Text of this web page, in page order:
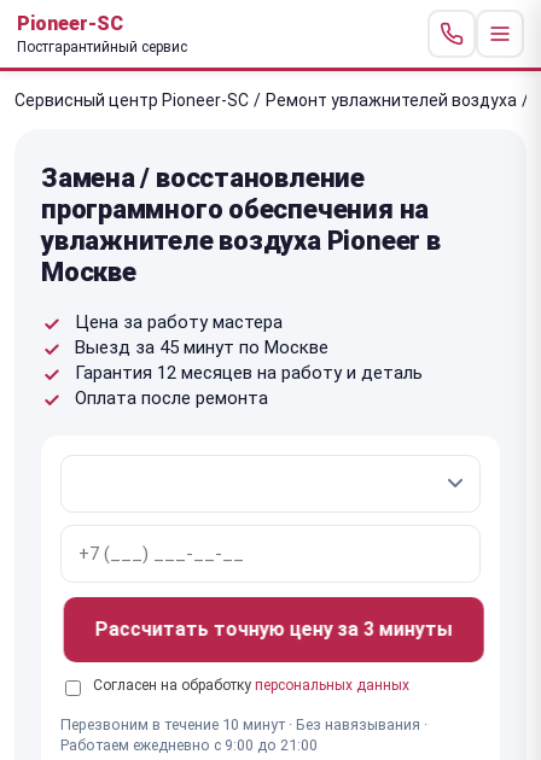
Pioneer-SC
Постгарантийный сервис
Сервисный центр Pioneer-SC / Ремонт увлажнителей воздуха /
Замена / восстановление
программного обеспечения на
увлажнителе воздуха Pioneer в
Москве
Цена за работу мастера
Выезд за 45 минут по Москве
Гарантия 12 месяцев на работу и деталь
Оплата после ремонта
Рассчитать точную цену за 3 минуты
Согласен на обработку персональных данных
Перезвоним в течение 10 минут · Без навязывания ·
Работаем ежедневно с 9:00 до 21:00